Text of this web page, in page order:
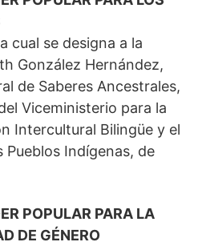
cual se designa a la
González Hernández,
de Saberes Ancestrales,
Viceministerio para la
Intercultural Bilingüe y el
Pueblos Indígenas, de
POPULAR PARA LA
DE GÉNERO